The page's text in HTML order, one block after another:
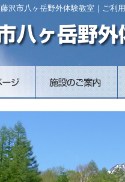
沢市八ヶ岳野外体験教室｜ご利